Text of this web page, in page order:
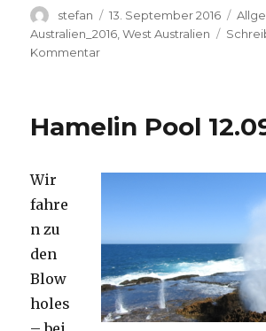
Autor
stefan
Veröffentlicht
am
13. September 2016
Australien_2016 ,West Australien
Kommentarzu
Hamelin Pool
Wir
fahre
n zu
den
Blow
holes